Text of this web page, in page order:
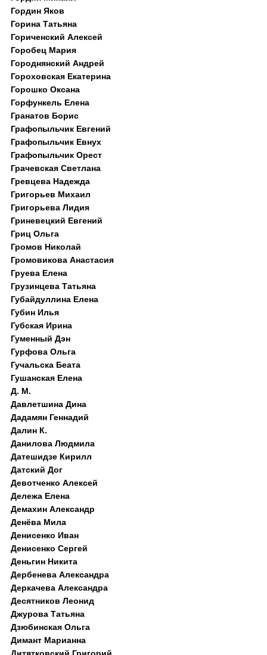
Гордин Яков
Горина Татьяна
Гориченский Алексей
Горобец Мария
Городнянский Андрей
Гороховская Екатерина
Горошко Оксана
Горфункель Елена
Гранатов Борис
Графопыльчик Евгений
Графопыльчик Евнух
Графопыльчик Орест
Грачевская Светлана
Гревцева Надежда
Григорьев Михаил
Григорьева Лидия
Гриневецкий Евгений
Гриц Ольга
Громов Николай
Громовикова Анастасия
Груева Елена
Грузинцева Татьяна
Губайдуллина Елена
Губин Илья
Губская Ирина
Гуменный Дэн
Гурфова Ольга
Гучальска Беата
Гушанская Елена
Д. M.
Давлетшина Дина
Дадамян Геннадий
Далин К.
Данилова Людмила
Датешидзе Кирилл
Датский Дог
Девотченко Алексей
Дележа Елена
Демахин Александр
Денёва Мила
Денисенко Иван
Денисенко Сергей
Деньгин Никита
Дербенева Александра
Деркачева Александра
Десятников Леонид
Джурова Татьяна
Дзюбинская Ольга
Димант Марианна